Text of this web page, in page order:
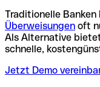
Traditionelle
Überweisungen oft
Als Alternative
schnelle,
Jetzt Demo